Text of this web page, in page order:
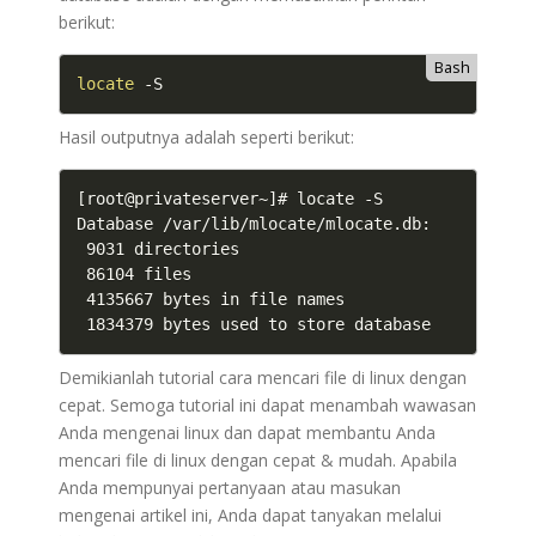
berikut:
Bash
locate -S
Hasil outputnya adalah seperti berikut:
[root@privateserver~]# locate -S
Database /var/lib/mlocate/mlocate.db:
9031 directories
86104 files
4135667 bytes in file names
1834379 bytes used to store database
Demikianlah tutorial cara mencari file di linux dengan
cepat. Semoga tutorial ini dapat menambah wawasan
Anda mengenai linux dan dapat membantu Anda
mencari file di linux dengan cepat & mudah. Apabila
Anda mempunyai pertanyaan atau masukan
mengenai artikel ini, Anda dapat tanyakan melalui